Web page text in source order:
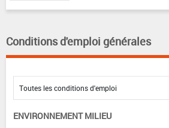
Conditions d'emploi générales
ENVIRONNEMENT MILIEU